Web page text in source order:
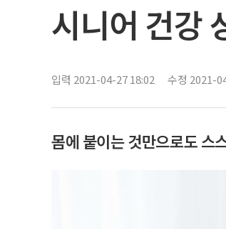
시니어 건강
입력 2021-04-27 18:02 수정 2021-
몸에 붙이는 것만으로도 스